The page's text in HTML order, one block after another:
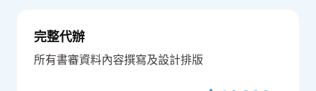
完整代辦
所有書審資料內容撰寫及設計排版